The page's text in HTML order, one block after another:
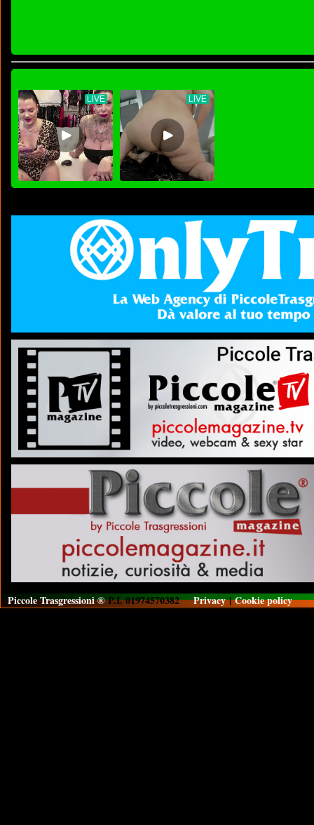
Piccole Trasgressioni ®P.I. 01974570382Privacy|Cookie policy